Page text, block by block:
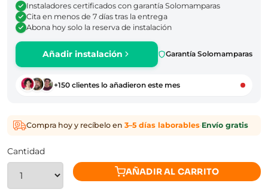
Instaladores certificados con garantía Solomamparas
Cita en menos de 7 días tras la entrega
Abona hoy solo la reserva de instalación
Añadir instalación Garantía Solomamparas
+150 clientes lo añadieron este mes
Compra hoy y recíbelo en 3–5 días laborables·Envío gratis
Cantidad
AÑADIR AL CARRITO